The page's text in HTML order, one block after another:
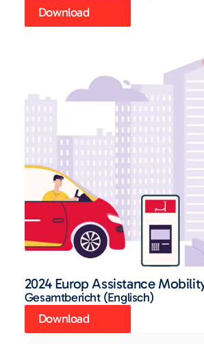
Download
2024 Europ Assistance
Gesamtbericht (Englisch)
Download